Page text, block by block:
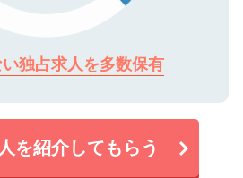
独占求人を多数保有
を紹介してもらう